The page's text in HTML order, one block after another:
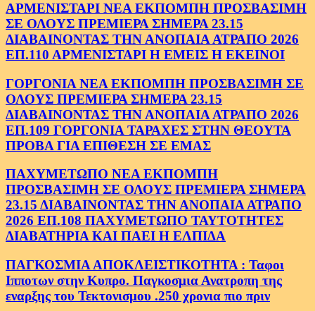
ΑΡΜΕΝΙΣΤΑΡΙ ΝΕΑ ΕΚΠΟΜΠΗ ΠΡΟΣΒΑΣΙΜΗ
ΣΕ ΟΛΟΥΣ ΠΡΕΜΙΕΡΑ ΣΗΜΕΡΑ 23.15
ΔΙΑΒΑΙΝΟΝΤΑΣ ΤΗΝ ΑΝΟΠΑΙΑ ΑΤΡΑΠΟ 2026
ΕΠ.110 ΑΡΜΕΝΙΣΤΑΡΙ Η ΕΜΕΙΣ Η ΕΚΕΙΝΟΙ
ΓΟΡΓΟΝΙΑ ΝΕΑ ΕΚΠΟΜΠΗ ΠΡΟΣΒΑΣΙΜΗ ΣΕ
ΟΛΟΥΣ ΠΡΕΜΙΕΡΑ ΣΗΜΕΡΑ 23.15
ΔΙΑΒΑΙΝΟΝΤΑΣ ΤΗΝ ΑΝΟΠΑΙΑ ΑΤΡΑΠΟ 2026
ΕΠ.109 ΓΟΡΓΟΝΙΑ ΤΑΡΑΧΕΣ ΣΤΗΝ ΘΕΟΥΤΑ
ΠΡΟΒΑ ΓΙΑ ΕΠΙΘΕΣΗ ΣΕ ΕΜΑΣ
ΠΑΧΥΜΕΤΩΠΟ ΝΕΑ ΕΚΠΟΜΠΗ
ΠΡΟΣΒΑΣΙΜΗ ΣΕ ΟΛΟΥΣ ΠΡΕΜΙΕΡΑ ΣΗΜΕΡΑ
23.15 ΔΙΑΒΑΙΝΟΝΤΑΣ ΤΗΝ ΑΝΟΠΑΙΑ ΑΤΡΑΠΟ
2026 ΕΠ.108 ΠΑΧΥΜΕΤΩΠΟ ΤΑΥΤΟΤΗΤΕΣ
ΔΙΑΒΑΤΗΡΙΑ ΚΑΙ ΠΑΕΙ Η ΕΛΠΙΔΑ
ΠΑΓΚΟΣΜΙΑ ΑΠΟΚΛΕΙΣΤΙΚΟΤΗΤΑ : Ταφοι
Ιπποτων στην Κυπρο. Παγκοσμια Ανατροπη της
εναρξης του Τεκτονισμου .250 χρονια πιο πριν